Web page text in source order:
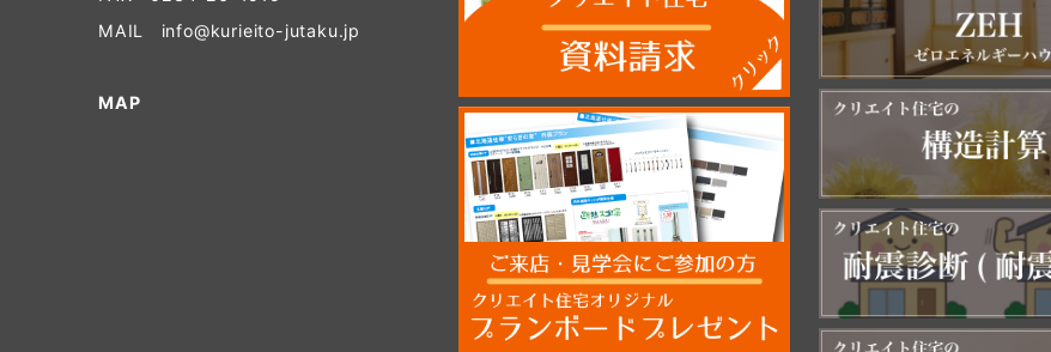
MAIL info@kurieito-jutaku.jp
MAP